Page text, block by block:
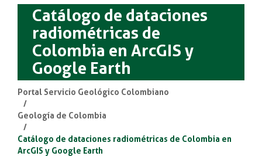
Catálogo de dataciones
radiométricas de
Colombia en ArcGIS y
Google Earth
Portal Servicio Geológico Colombiano
Geología de Colombia
Catálogo de dataciones radiométricas de Colombia en
ArcGIS y Google Earth